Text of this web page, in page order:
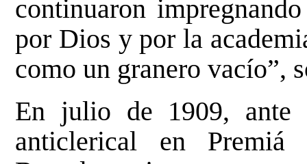
continuaron
por Dios y por la
como un granero vacío”,
En julio de 1909, ante
anticlerical en